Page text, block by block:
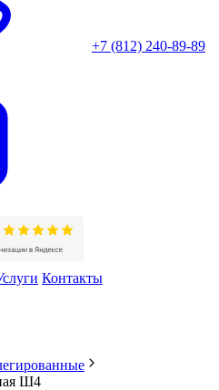
+7 (812) 240-89-89
Контакты
Ш4